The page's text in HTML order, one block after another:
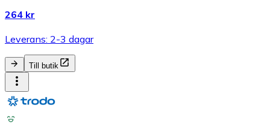
264 kr
Leverans: 2-3 dagar
Till butik